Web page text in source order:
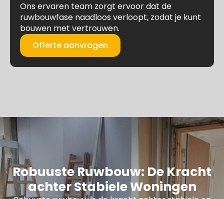
Ons ervaren team zorgt ervoor dat de
ruwbouwfase naadloos verloopt, zodat je kunt
bouwen met vertrouwen.
Offerte aanvragen
Robuuste Ruwbouw: De Kracht
achter Stabiele Woningen